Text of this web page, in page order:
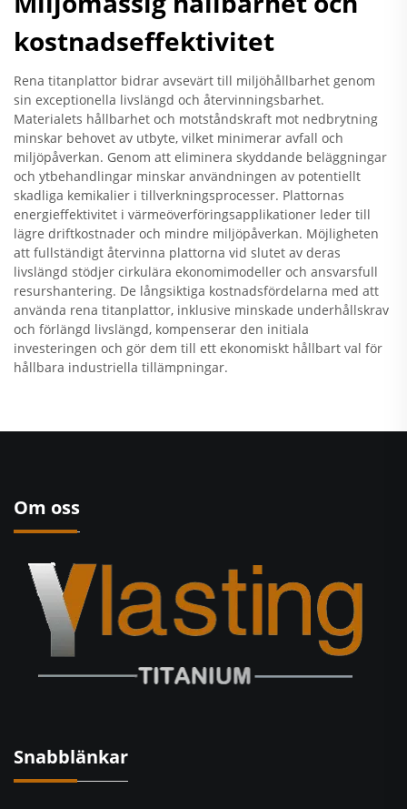
kostnadseffektivitet
Rena titanplattor bidrar avsevärt till miljöhållbarhet genom
sin exceptionella livslängd och återvinningsbarhet.
Materialets hållbarhet och motståndskraft mot nedbrytning
minskar behovet av utbyte, vilket minimerar avfall och
miljöpåverkan. Genom att eliminera skyddande beläggningar
och ytbehandlingar minskar användningen av potentiellt
skadliga kemikalier i tillverkningsprocesser. Plattornas
energieffektivitet i värmeöverföringsapplikationer leder till
lägre driftkostnader och mindre miljöpåverkan. Möjligheten
att fullständigt återvinna plattorna vid slutet av deras
livslängd stödjer cirkulära ekonomimodeller och ansvarsfull
resurshantering. De långsiktiga kostnadsfördelarna med att
använda rena titanplattor, inklusive minskade underhållskrav
och förlängd livslängd, kompenserar den initiala
investeringen och gör dem till ett ekonomiskt hållbart val för
hållbara industriella tillämpningar.
Om oss
Snabblänkar